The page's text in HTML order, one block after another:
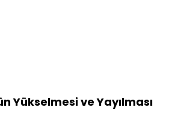
Yükselmesi ve Yayılması